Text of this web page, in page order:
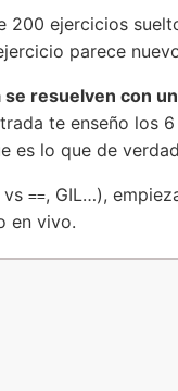
200 ejercicios
parece
resuelven con
te enseño los
es lo que de
vs ==, GIL…),
en vivo.